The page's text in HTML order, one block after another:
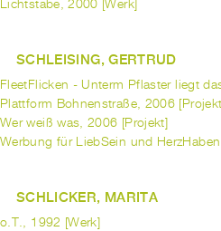
Lichtstäbe, 2000 [Werk]
SCHLEISING, GERTRUD
FleetFlicken - Unterm Pflaster liegt
Plattform Bohnenstraße, 2006
Wer weiß was, 2006 [Projekt]
Werbung für LiebSein und
SCHLICKER, MARITA
o.T., 1992 [Werk]